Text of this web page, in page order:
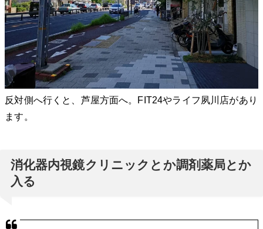
反対側へ行くと、芦屋方面へ。FIT24やライフ夙川店があり
ます。
消化器内視鏡クリニックとか調剤薬局とか
入る